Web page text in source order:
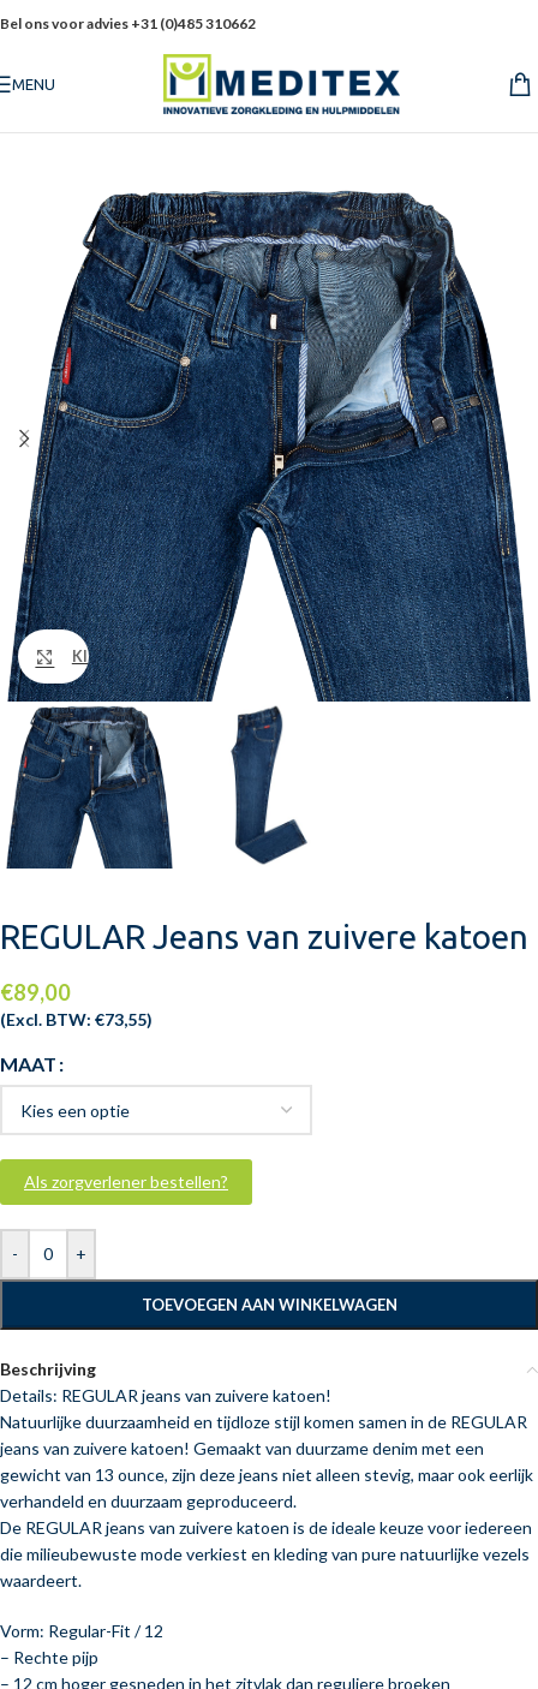
Bel ons voor advies +31 (0)485 310662
MENU
Klik om te vergroten
REGULAR Jeans van zuivere katoen
€89,00
(Excl. BTW: €73,55)
MAAT
- +
TOEVOEGEN AAN WINKELWAGEN
Als zorgverlener bestellen?
Beschrijving
Details: REGULAR jeans van zuivere katoen!
Natuurlijke duurzaamheid en tijdloze stijl komen samen in de REGULAR
jeans van zuivere katoen! Gemaakt van duurzame denim met een
gewicht van 13 ounce, zijn deze jeans niet alleen stevig, maar ook eerlijk
verhandeld en duurzaam geproduceerd.
De REGULAR jeans van zuivere katoen is de ideale keuze voor iedereen
die milieubewuste mode verkiest en kleding van pure natuurlijke vezels
waardeert.
Vorm: Regular-Fit / 12
– Rechte pijp
– 12 cm hoger gesneden in het zitvlak dan reguliere broeken